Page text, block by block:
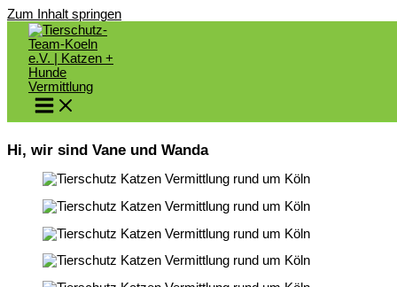
Zum Inhalt springen
Hi, wir sind Vane und Wanda